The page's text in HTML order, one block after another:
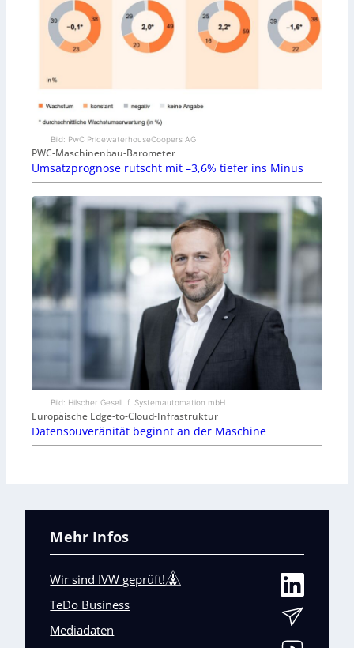
Bild: PwC PricewaterhouseCoopers AG
PWC-Maschinenbau-Barometer
Umsatzprognose rutscht mit –3,6% tiefer ins Minus
Bild: Hilscher Gesell. f. Systemautomation mbH
Europäische Edge-to-Cloud-Infrastruktur
Datensouveränität beginnt an der Maschine
Mehr Infos
Wir sind IVW geprüft!
TeDo Business
Mediadaten